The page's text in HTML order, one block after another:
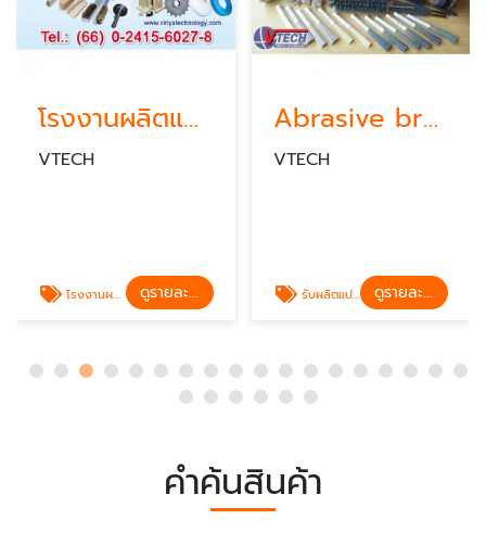
โรงงานผลิตแปรงอุตสาหกรรมชลบุรี
VTECH
โรงงานผลิตแปรงอุตสาหกรรมชลบุรี ดูรายละเอียด
Abrasive brush แปรงอุตสาหกรรม
VTECH
รับผลิตแปรงอุตสาหกรรมลบครีบชิ้นงาน ดูรายละเอียด
คำค้นสินค้า